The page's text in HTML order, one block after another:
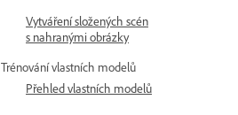
Vytváření složených scén
s nahranými obrázky
Trénování vlastních modelů
Přehled vlastních modelů